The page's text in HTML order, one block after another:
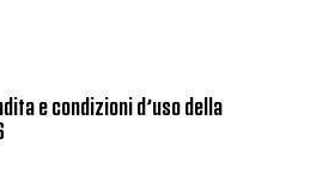
e condizioni d’uso della